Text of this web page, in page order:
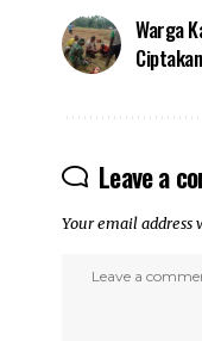
Warga
Leave a
Your email address